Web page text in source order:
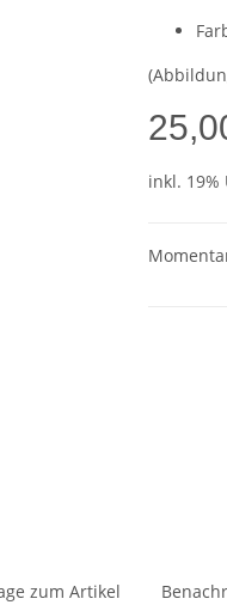
inkl. 19%
zum Artikel